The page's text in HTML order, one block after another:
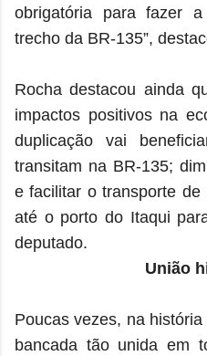
obrigatória para fazer
trecho da BR-135”,
Rocha destacou ainda
impactos positivos na
duplicação vai
transitam na BR-135;
e facilitar o transporte de
até o porto do Itaqui
deputado.
União
Poucas vezes, na
bancada tão unida em